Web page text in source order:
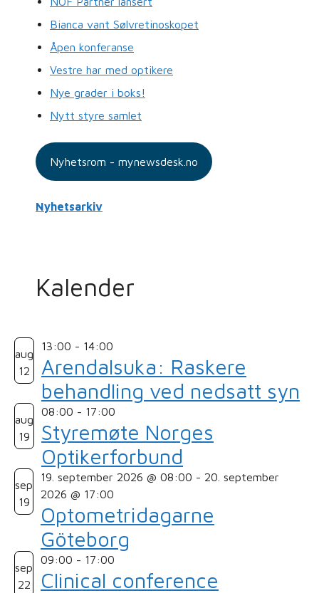
Bianca vant Sølvretinoskopet
Åpen konferanse
Vestre har med optikere
Nye grader i boks!
Nytt styre samlet
Nyhetsrom - mynewsdesk.no
Nyhetsarkiv
Kalender
aug
12
13:00 - 14:00
Arendalsuka: Raskere
behandling ved nedsatt syn
aug
19
08:00 - 17:00
Styremøte Norges
Optikerforbund
sep
19
19. september 2026 @ 08:00 - 20. september
2026 @ 17:00
Optometridagarne
Göteborg
sep
22
09:00 - 17:00
Clinical conference